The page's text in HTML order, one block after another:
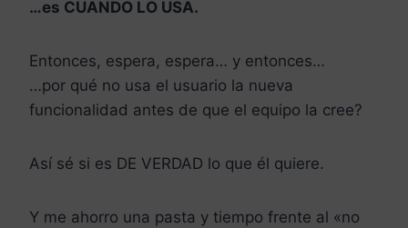
…es CUANDO LO USA.
​Entonces, espera, espera… y entonces…
…por qué no usa el usuario la nueva
funcionalidad antes de que el equipo la cree?
Así sé si es DE VERDAD lo que él quiere.
Y me ahorro una pasta y tiempo frente al «no